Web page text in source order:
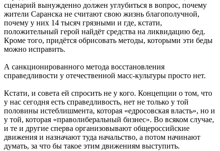
сценарий вынужденно должен углубиться в вопрос, почему
жители Саранска не считают свою жизнь благополучной,
почему у них 14 тысяч грязными и где, кстати,
положительный герой найдёт средства на ликвидацию бед.
Кроме того, придётся обрисовать методы, которыми эти беды
можно исправить.
А санкционированного метода восстановления
справедливости у отечественной масс-культуры просто нет.
Кстати, и совета ей спросить не у кого. Концепции о том, что
у нас сегодня есть справедливость, нет не только у той
половины истеблишмента, которая «едросовская власть», но и
у той, которая «праволиберальный бизнес». Во всяком случае,
и те и другие сперва организовывают общероссийские
движения и назначают туда начальство, а потом начинают
думать, за что бы такое этим движениям выступить.